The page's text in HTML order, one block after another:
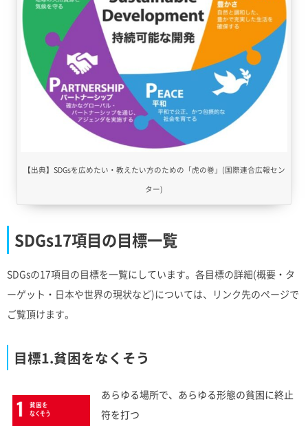
【出典】SDGsを広めたい・教えたい方のための「虎の巻」(国際連合広報セン
ター)
SDGs17項目の目標一覧
SDGsの17項目の目標を一覧にしています。各目標の詳細(概要・タ
ーゲット・日本や世界の現状など)については、リンク先のページで
ご覧頂けます。
目標1.貧困をなくそう
あらゆる場所で、あらゆる形態の貧困に終止
符を打つ